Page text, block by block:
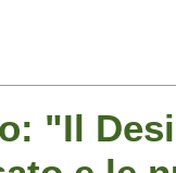
"Il